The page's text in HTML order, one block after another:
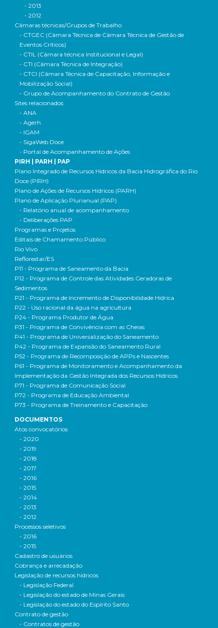
- 2013
- 2012
Câmaras técnicas/Grupos de Trabalho
- CTGEC (Câmara Técnica de Câmara Técnica de Gestão de
Eventos Críticos)
- CTIL (Câmara técnica Institucional e Legal)
- CTI (Câmara Técnica de Integração)
- CTCI (Câmara Técnica de Capacitação, Informação e
Mobilização Social)
- Grupo de Acompanhamento do Contrato de Gestão
Sites relacionados
- ANA
- Agerh
- IGAM
- SigaWeb Doce
- Portal de Acompanhamento de Ações
PIRH | PARH | PAP
Plano Integrado de Recursos Hídricos da Bacia Hidrográfica do Rio
Doce (PIRH)
Plano de Ações de Recursos Hídricos (PARH)
Plano de Aplicação Plurianual (PAP)
- Relatório anual de acompanhamento
- Deliberações PAP
Programas e Projetos
Editais de Chamamento Público
Rio Vivo
Reflorestar/ES
P11 - Programa de Saneamento da Bacia
P12 - Programa de Controle das Atividades Geradoras de
Sedimentos
P21 - Programa de Incremento de Disponibilidade Hídrica
P22 - Uso racional da água na agricultura
P24 - Programa Produtor de Água
P31 - Programa de Convivência com as Cheias
P41 - Programa de Universalização do Saneamento
P42 - Programa de Expansão do Saneamento Rural
P52 - Programa de Recomposição de APPs e Nascentes
P61 - Programa de Monitoramento e Acompanhamento da
Implementação da Gestão Integrada dos Recursos Hídricos
P71 - Programa de Comunicação Social
P72 - Programa de Educação Ambiental
P73 - Programa de Treinamento e Capacitação
DOCUMENTOS
Atos convocatórios
- 2020
- 2019
- 2018
- 2017
- 2016
- 2015
- 2014
- 2013
- 2012
Processos seletivos
- 2016
- 2015
Cadastro de usuários
Cobrança e arrecadação
Legislação de recursos hídricos
- Legislação Federal
- Legislação do estado de Minas Gerais
- Legislação do estado do Espírito Santo
Contrato de gestão
- Contratos de gestão